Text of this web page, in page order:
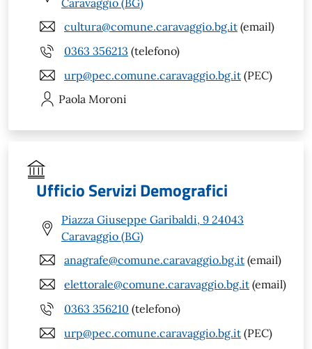
Caravaggio (BG)
cultura@comune.caravaggio.bg.it (email)
0363 356213 (telefono)
urp@pec.comune.caravaggio.bg.it (PEC)
Paola Moroni
Ufficio Servizi Demografici
Piazza Giuseppe Garibaldi, 9 24043
Caravaggio (BG)
anagrafe@comune.caravaggio.bg.it (email)
elettorale@comune.caravaggio.bg.it (email)
0363 356210 (telefono)
urp@pec.comune.caravaggio.bg.it (PEC)